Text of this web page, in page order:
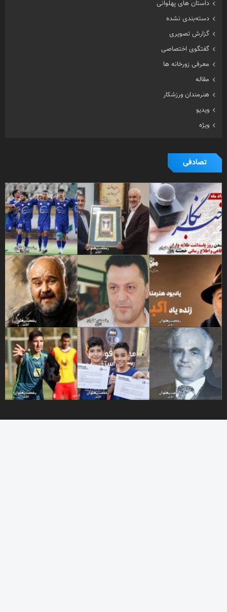
داستان های پهلوانی
دسته‌بندی نشده
گزارش تصویری
گفتگوی اختصاصی
معرفی زورخانه ها
مقاله
هنرمندان ورزشکار
ویدیو
ویژه
تصادفی